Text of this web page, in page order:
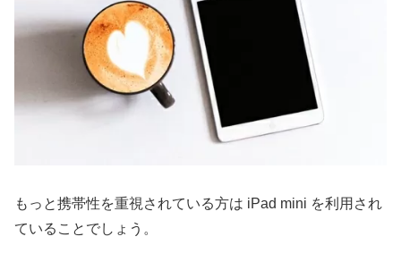
もっと携帯性を重視されている方は iPad mini を利用され
ていることでしょう。